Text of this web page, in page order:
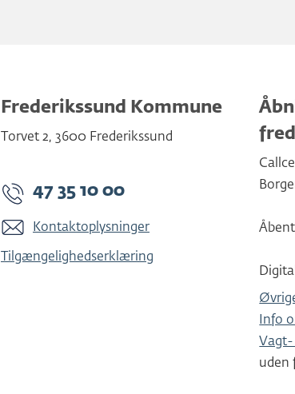
Frederikssund Kommune
Torvet 2, 3600 Frederikssund
47 35 10 00
Kontaktoplysninger
Tilgængelighedserklæring
Info
uden